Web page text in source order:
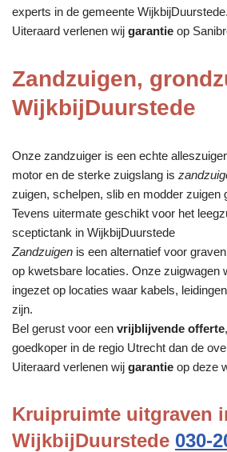
experts in de gemeente WijkbijDuurstede.
Uiteraard verlenen wij garantie op
Zandzuigen,
WijkbijDuurstede
Onze zandzuiger is een echte
motor en de sterke zuigslang is
zuigen, schelpen, slib en modder zuigen
Tevens uitermate geschikt voor het
sceptictank in WijkbijDuurstede
Zandzuigen is een alternatief voor
op kwetsbare locaties. Onze zuigwagen
ingezet op locaties waar kabels,
zijn.
Bel gerust voor een vrijblijvende offerte
goedkoper in de regio Utrecht dan de
Uiteraard verlenen wij garantie op deze
Kruipruimte uitgraven
WijkbijDuurstede 030-